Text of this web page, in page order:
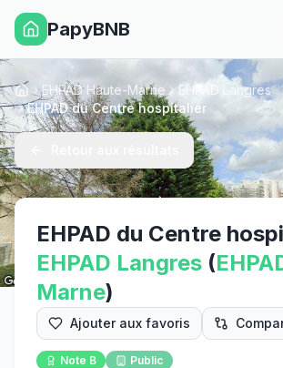
PapyBNB
AccueilEHPAD Haute-Marne
EHPAD Langres
EHPAD du Centre hospitalier
EHPAD du Centre
EHPAD Langres (
Marne)
Ajouter aux favoris
Note B Public